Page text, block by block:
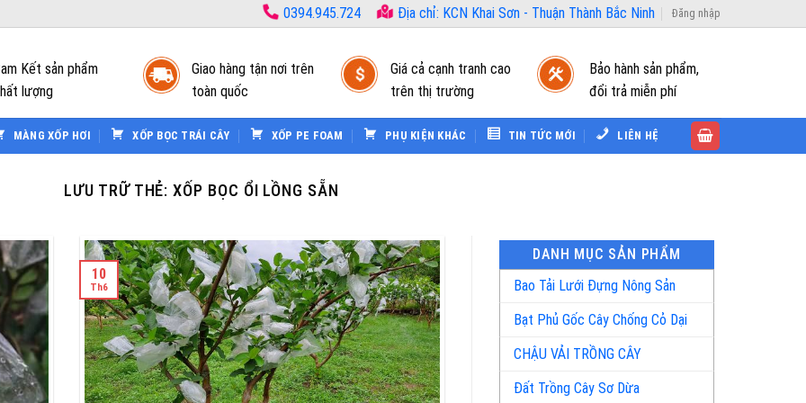
0394.945.724 Địa chỉ: KCN Khai Sơn - Thuận Thành Bắc Ninh Đăng nhập
Kết sản phẩm
lượng
Giao hàng tận nơi trên
toàn quốc
Giá cả cạnh tranh cao
trên thị trường
Bảo hành sản phẩm,
đổi trả miễn phí
MÀNG XỐP HƠI XỐP BỌC TRÁI CÂY XỐP PE FOAM PHỤ KIỆN KHÁC TIN TỨC MỚI LIÊN HỆ
LƯU TRỮ THẺ:XỐP BỌC ỔI LỒNG SẴN
10
Th6
DANH MỤC SẢN PHẨM
Bao Tải Lưới Đựng Nông Sản
Bạt Phủ Gốc Cây Chống Cỏ Dại
CHẬU VẢI TRỒNG CÂY
Đất Trồng Cây Sơ Dừa